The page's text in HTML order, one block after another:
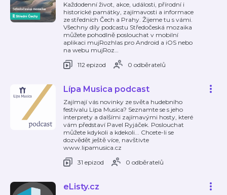
Každodenní život, akce, události, přírodní i
historické památky, zajímavosti a informace
ze středních Čech a Prahy. Žijeme tu s vámi.
Všechny díly podcastu Středočeská mozaika
můžete pohodlně poslouchat v mobilní
aplikaci mujRozhlas pro Android a iOS nebo
na webu mujRoz…
112 epizod
0 odběratelů
Lípa Musica podcast
Zajímají vás novinky ze světa hudebního
festivalu Lípa Musica? Seznamte se s jeho
interprety a dalšími zajímavými hosty, které
vám představí Pavel Ryjáček. Poslouchat
můžete kdykoli a kdekoli... Chcete-li se
dozvědět ještě více, navštivte
www.lipamusica.cz
31 epizod
0 odběratelů
eListy.cz